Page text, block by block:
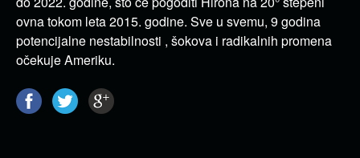
ovna tokom leta 2015. godine. Sve u svemu, 9 godina
potencijalne nestabilnosti , šokova i radikalnih promena
očekuje Ameriku.